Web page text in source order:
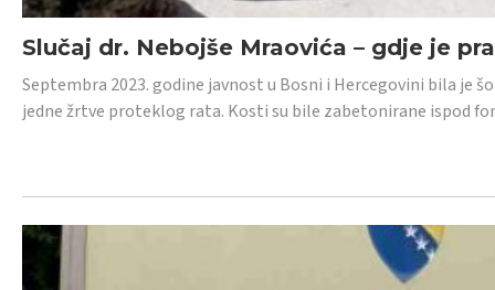
Slučaj dr. Nebojše Mraovića – gdje je
Septembra 2023. godine javnost u Bosni i Hercegovini bila je
jedne žrtve proteklog rata. Kosti su bile zabetonirane ispod